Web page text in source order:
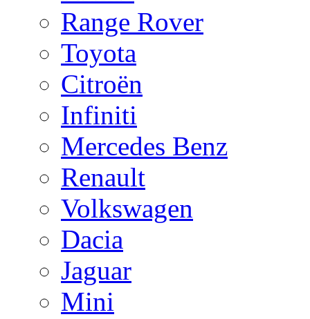
Range Rover
Toyota
Citroën
Infiniti
Mercedes Benz
Renault
Volkswagen
Dacia
Jaguar
Mini